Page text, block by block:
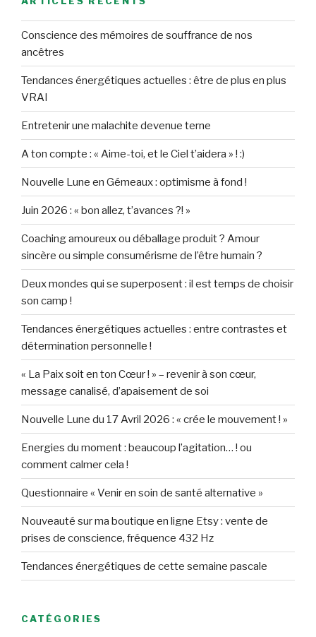
Conscience des mémoires de souffrance de nos
ancêtres
Tendances énergétiques actuelles : être de plus en plus
VRAI
Entretenir une malachite devenue terne
A ton compte : « Aime-toi, et le Ciel t’aidera » ! :)
Nouvelle Lune en Gémeaux : optimisme à fond !
Juin 2026 : « bon allez, t’avances ?! »
Coaching amoureux ou déballage produit ? Amour
sincère ou simple consumérisme de l’être humain ?
Deux mondes qui se superposent : il est temps de choisir
son camp !
Tendances énergétiques actuelles : entre contrastes et
détermination personnelle !
« La Paix soit en ton Cœur ! » – revenir à son cœur,
message canalisé, d’apaisement de soi
Nouvelle Lune du 17 Avril 2026 : « crée le mouvement ! »
Energies du moment : beaucoup l’agitation… ! ou
comment calmer cela !
Questionnaire « Venir en soin de santé alternative »
Nouveauté sur ma boutique en ligne Etsy : vente de
prises de conscience, fréquence 432 Hz
Tendances énergétiques de cette semaine pascale
CATÉGORIES